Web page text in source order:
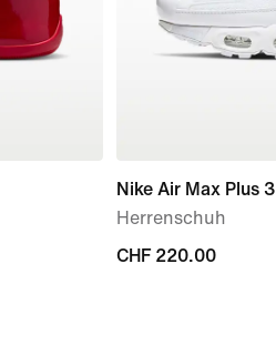
Nike Air Max Plus 3
Herrenschuh
CHF 220.00
CHF 220.00